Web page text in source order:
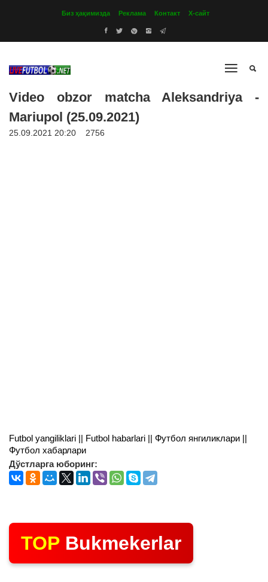
Биз ҳақимизда Реклама Контакт Х-сайт
Video obzor matcha Aleksandriya -
Mariupol (25.09.2021)
25.09.2021 20:20 2756
Futbol yangiliklari || Futbol habarlari || Футбол янгиликлари ||
Футбол хабарлари
Дўстларга юборинг:
TOP Bukmekerlar